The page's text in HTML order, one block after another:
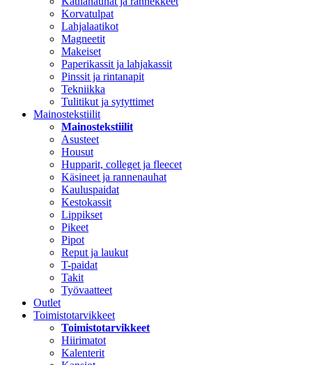
Korvatulpat
Lahjalaatikot
Magneetit
Makeiset
Paperikassit ja lahjakassit
Pinssit ja rintanapit
Tekniikka
Tulitikut ja sytyttimet
Mainostekstiilit
Mainostekstiilit
Asusteet
Housut
Hupparit, colleget ja fleecet
Käsineet ja rannenauhat
Kauluspaidat
Kestokassit
Lippikset
Pikeet
Pipot
Reput ja laukut
T-paidat
Takit
Työvaatteet
Outlet
Toimistotarvikkeet
Toimistotarvikkeet
Hiirimatot
Kalenterit